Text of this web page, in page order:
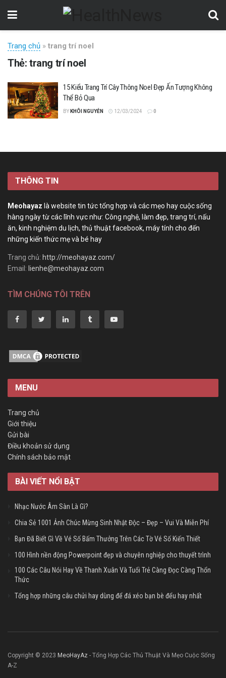
Trang chủ » trang trí noel
Thẻ:trang trí noel
15 Kiểu Trang Trí Cây Thông Noel Đẹp Ấn Tượng Không
Thể Bỏ Qua
BY KHÔI NGUYỄN 12/03/2024 0
THÔNG TIN
Meohayaz là website tin tức tổng hợp và các mẹo hay cuộc sống
hàng ngày từ các lĩnh vực như: Công nghệ, làm đẹp, trang trí, nấu
ăn, kinh nghiệm du lịch, thủ thuật facebook, máy tính cho đến
những kiến thức mẹ và bé hay
Trang chủ: http://meohayaz.com/
Email: lienhe@meohayaz.com
TÌM CHÚNG TÔI TRÊN
MENU
Trang chủ
Giới thiệu
Gửi bài
Điều khoản sử dụng
Chính sách bảo mật
BÀI VIẾT NỔI BẬT
Nhạc Nước Âm Sàn Là Gì?
Chia Sẻ 1001 Ảnh Chúc Mừng Sinh Nhật Độc – Đẹp – Vui Và Miễn Phí
Bạn Đã Biết Gì Về Vé Số Bấm Thưởng Trên Các Tờ Vé Số Kiến Thiết
100 Hình nền động Powerpoint đẹp và chuyên nghiệp cho thuyết trình
100 Các Câu Nói Hay Về Thanh Xuân Và Tuổi Trẻ Càng Đọc Càng Thổn
Thức
Tổng hợp những câu chửi hay dùng để đá xéo bạn bè đểu hay nhất
Copyright © 2023 MeoHayAz - Tổng Hợp Các Thủ Thuật Và Mẹo Cuộc Sống
A-Z